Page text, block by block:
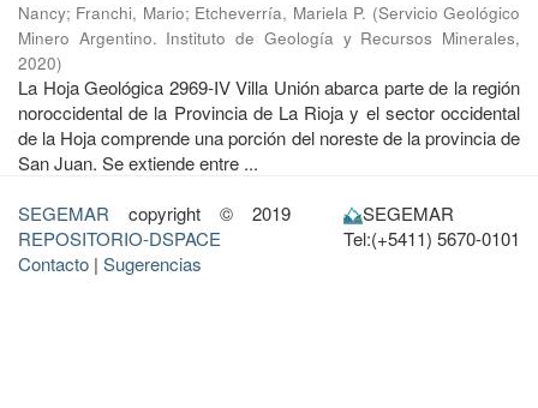
Nancy; Franchi, Mario; Etcheverría, Mariela P. (Servicio Geológico
Minero Argentino. Instituto de Geología y Recursos Minerales,
2020)
La Hoja Geológica 2969-IV Villa Unión abarca parte de la región
noroccidental de la Provincia de La Rioja y el sector occidental
de la Hoja comprende una porción del noreste de la provincia de
San Juan. Se extiende entre ...
SEGEMAR copyright © 2019
REPOSITORIO-DSPACE
Contacto | Sugerencias
SEGEMAR
Tel:(+5411) 5670-0101